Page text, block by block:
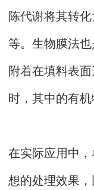
陈代谢将其转
等。生物膜法
附着在填料表
时，其中的有机
在实际应用中
想的处理效果